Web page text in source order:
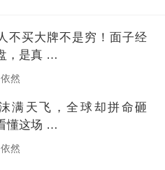
然
不买大牌不是穷！面子经
，是真 …
然
满天飞，全球却拼命砸
懂这场 …